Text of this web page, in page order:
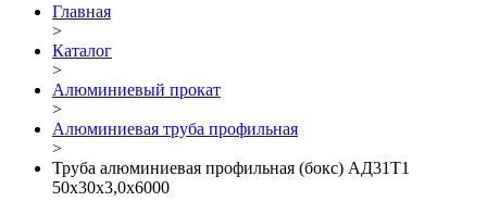
Главная
>
Каталог
>
Алюминиевый прокат
>
Алюминиевая труба профильная
>
Труба алюминиевая профильная (бокс) АД31Т1
50х30х3,0х6000